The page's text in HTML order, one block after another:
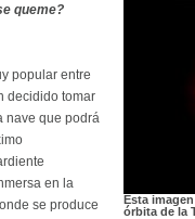
Esta
órbita de la
queme?
popular entre
decidido tomar
nave que podrá
en la
se produce